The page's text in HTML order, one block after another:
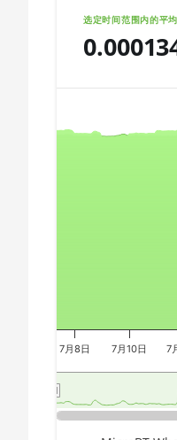
🇩🇴ㅤ DOP - RD$
🇩🇿ㅤ DZD - DA
🇪🇬ㅤ EGP
🏳ㅤ GMD - D
🇬🇹ㅤ GTQ
AMD CPU Ryzen 9
AMD CPU Ryzen 9
AMD CPU
AMD CPU
AMD CPU
AMD CPU
AMD PRO W6800
选定时间范围内的平
7月8日 7月10日 7